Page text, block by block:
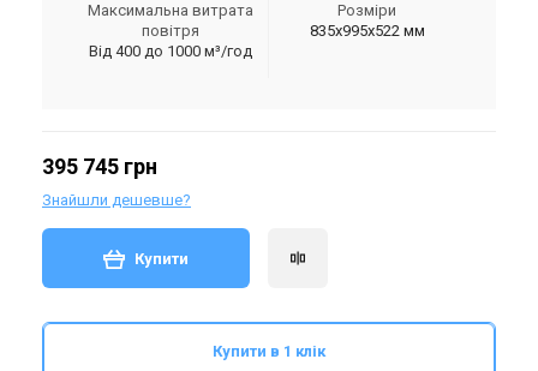
Максимальна витрата
повітря
Від 400 до 1000 м³/год
Розміри
835х995х522 мм
395 745 грн
Знайшли дешевше?
Купити
Купити в 1 клік